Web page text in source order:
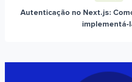
Autenticação no Next.js:
implementá-